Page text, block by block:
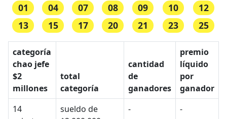
01 04 07 08 09 10
12
13
15 17 20 21 23 25
categoría
chao jefe
$2
millones
total
categoría
cantidad
de
ganadores
premio
líquido
por
ganador
14
sueldo de
- -